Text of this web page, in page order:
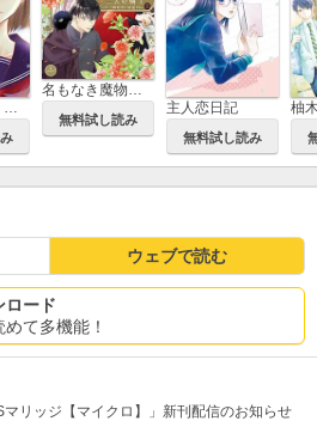
クイーンズ・クオリティ
名もなき魔物と二人の騎士～そして婚約者は困惑する～
無料試し読み
主人恋日記
無料試し読み
ウェブで読む
ロード
て多機能！
リッジ【マイクロ】」新刊配信のお知らせ